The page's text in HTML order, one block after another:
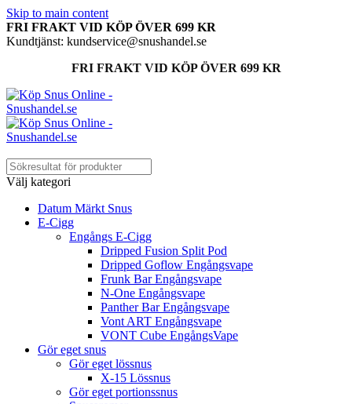
Skip to main content
FRI FRAKT VID KÖP ÖVER 699 KR
Kundtjänst: kundservice@snushandel.se
FRI FRAKT VID KÖP ÖVER 699 KR
Välj kategori
Datum Märkt Snus
E-Cigg
Engångs E-Cigg
Dripped Fusion Split Pod
Dripped Goflow Engångsvape
Frunk Bar Engångsvape
N-One Engångsvape
Panther Bar Engångsvape
Vont ART Engångsvape
VONT Cube EngångsVape
Gör eget snus
Gör eget lössnus
X-15 Lössnus
Gör eget portionssnus